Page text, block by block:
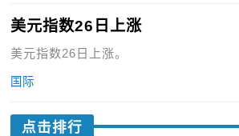
美元指数26日上涨
美元指数26日上涨。
国际
点击排行